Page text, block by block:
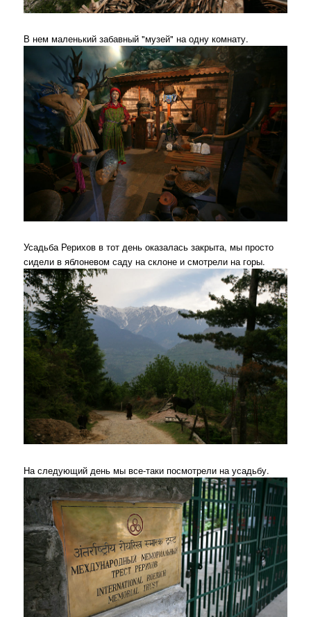
В нем маленький забавный "музей" на одну комнату.
Усадьба Рерихов в тот день оказалась закрыта, мы просто
сидели в яблоневом саду на склоне и смотрели на горы.
На следующий день мы все-таки посмотрели на усадьбу.